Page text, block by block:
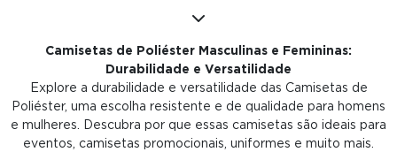
Camisetas de Poliéster Masculinas e Femininas:
Durabilidade e Versatilidade
Explore a durabilidade e versatilidade das Camisetas de
Poliéster, uma escolha resistente e de qualidade para homens
e mulheres. Descubra por que essas camisetas são ideais para
eventos, camisetas promocionais, uniformes e muito mais.